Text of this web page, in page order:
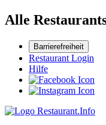
Alle
Barrierefreiheit
Restaurant Login
Hilfe